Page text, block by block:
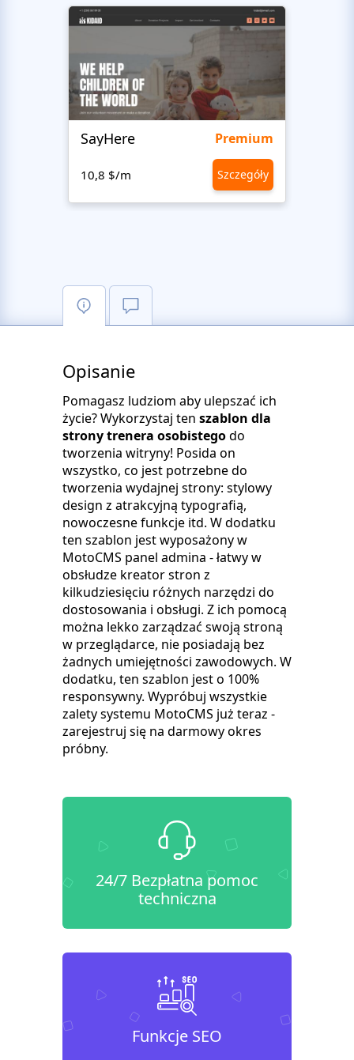
SayHere Premium
10,8 $/m Szczegóły
Opisanie
Pomagasz ludziom aby ulepszać ich
życie? Wykorzystaj ten szablon dla
strony trenera osobistegodo
tworzenia witryny! Posida on
wszystko, co jest potrzebne do
tworzenia wydajnej strony: stylowy
design z atrakcyjną typografią,
nowoczesne funkcje itd. W dodatku
ten szablon jest wyposażony w
MotoCMS panel admina - łatwy w
obsłudze kreator stron z
kilkudziesięciu różnych narzędzi do
dostosowania i obsługi. Z ich pomocą
można lekko zarządzać swoją stroną
w przeglądarce, nie posiadają bez
żadnych umiejętności zawodowych. W
dodatku, ten szablon jest o 100%
responsywny. Wypróbuj wszystkie
zalety systemu MotoCMS już teraz -
zarejestruj się na darmowy okres
próbny.
24/7 Bezpłatna pomoc
techniczna
Funkcje SEO